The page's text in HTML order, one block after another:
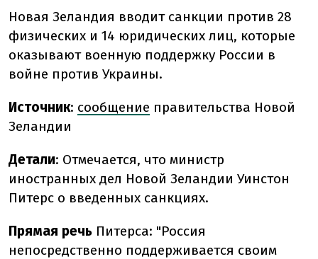
Новая Зеландия вводит санкции против 28
физических и 14 юридических лиц, которые
оказывают военную поддержку России в
войне против Украины.
Источник: сообщение правительства Новой
Зеландии
Детали: Отмечается, что министр
иностранных дел Новой Зеландии Уинстон
Питерс о введенных санкциях.
Прямая речь Питерса: "Россия
непосредственно поддерживается своим